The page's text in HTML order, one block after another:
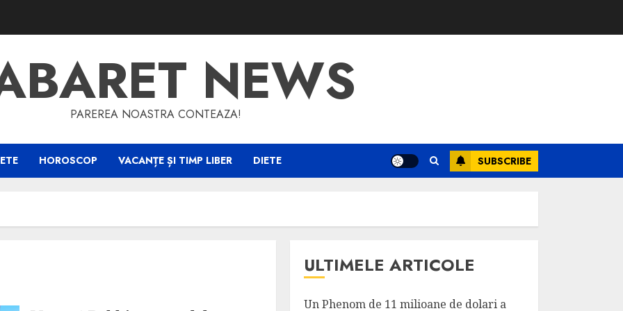
NEWS
PAREREA NOASTRA CONTEAZA!
HOROSCOP VACANȚE ȘI TIMP LIBER DIETE SUBSCRIBE
ULTIMELE ARTICOLE
Un Phenom de 11 milioane de dolari a